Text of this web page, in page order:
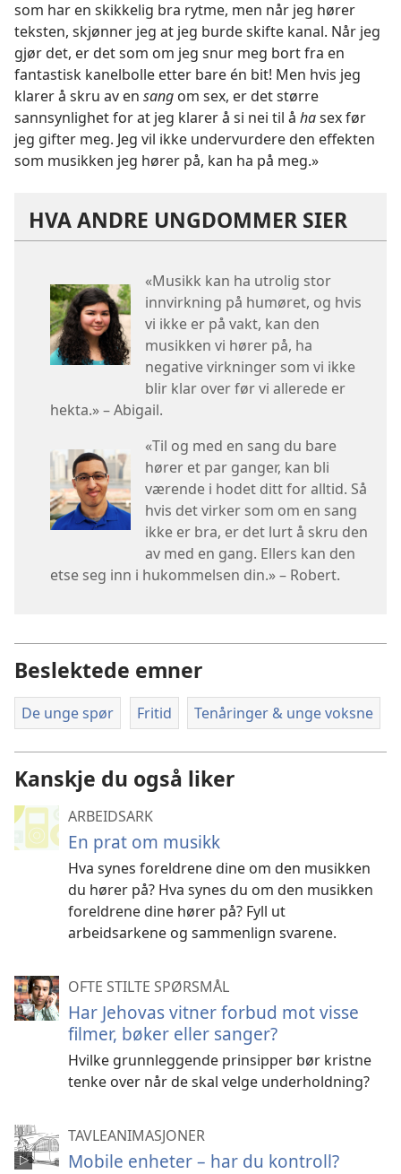
som har en skikkelig bra rytme, men når jeg hører
teksten, skjønner jeg at jeg burde skifte kanal. Når jeg
gjør det, er det som om jeg snur meg bort fra en
fantastisk kanelbolle etter bare én bit! Men hvis jeg
klarer å skru av en sang om sex, er det større
sannsynlighet for at jeg klarer å si nei til å hasex før
jeg gifter meg. Jeg vil ikke undervurdere den effekten
som musikken jeg hører på, kan ha på meg.»
HVA ANDRE UNGDOMMER SIER
«Musikk kan ha utrolig stor
innvirkning på humøret, og hvis
vi ikke er på vakt, kan den
musikken vi hører på, ha
negative virkninger som vi ikke
blir klar over før vi allerede er
hekta.» – Abigail.
«Til og med en sang du bare
hører et par ganger, kan bli
værende i hodet ditt for alltid. Så
hvis det virker som om en sang
ikke er bra, er det lurt å skru den
av med en gang. Ellers kan den
etse seg inn i hukommelsen din.» – Robert.
Beslektede emner
De unge spør Fritid Tenåringer & unge voksne
Kanskje du også liker
ARBEIDSARK
En prat om musikk
Hva synes foreldrene dine om den musikken
du hører på? Hva synes du om den musikken
foreldrene dine hører på? Fyll ut
arbeidsarkene og sammenlign svarene.
OFTE STILTE SPØRSMÅL
Har Jehovas vitner forbud mot visse
filmer, bøker eller sanger?
Hvilke grunnleggende prinsipper bør kristne
tenke over når de skal velge underholdning?
TAVLEANIMASJONER
Mobile enheter – har du kontroll?